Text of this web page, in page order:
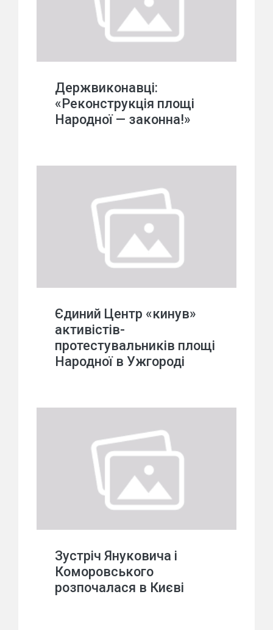
Держвиконавці:
«Реконструкція площі
Народної — законна!»
Єдиний Центр «кинув»
активістів-
протестувальників площі
Народної в Ужгороді
Зустріч Януковича і
Коморовського
розпочалася в Києві